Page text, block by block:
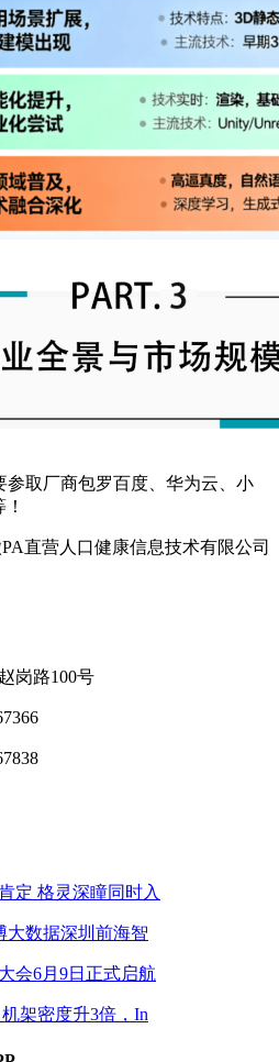
取厂商包罗百度、华为云、小
直营人口健康信息技术有限公司
岗路100号
定 格灵深瞳同时入
大数据深圳前海智
会6月9日正式启航
架密度升3倍，In